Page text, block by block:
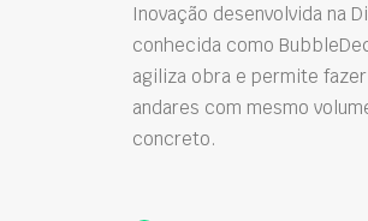
Inovação desenvolvida na
conhecida como
agiliza obra e permite
andares com mesmo
concreto.